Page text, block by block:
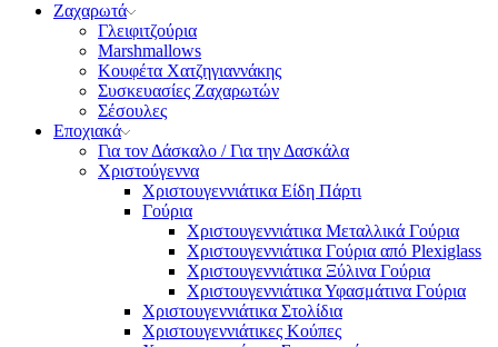
Ζαχαρωτά
Γλειφιτζούρια
Marshmallows
Κουφέτα Χατζηγιαννάκης
Συσκευασίες Ζαχαρωτών
Σέσουλες
Εποχιακά
Για τον Δάσκαλο / Για την Δασκάλα
Χριστούγεννα
Χριστουγεννιάτικα Είδη Πάρτι
Γούρια
Χριστουγεννιάτικα Μεταλλικά Γούρια
Χριστουγεννιάτικα Γούρια από Plexiglass
Χριστουγεννιάτικα Ξύλινα Γούρια
Χριστουγεννιάτικα Υφασμάτινα Γούρια
Χριστουγεννιάτικα Στολίδια
Χριστουγεννιάτικες Κούπες